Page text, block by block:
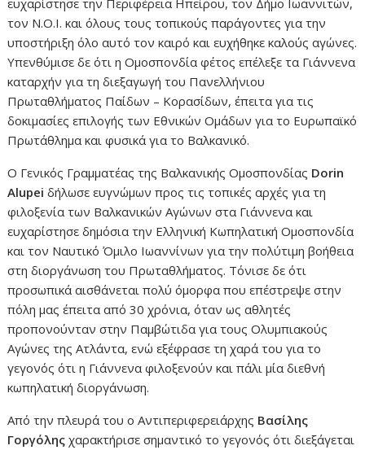
ευχαρίστησε την Περιφέρεια Ηπείρου, τον Δήμο Ιωαννιτών,
τον Ν.Ο.Ι. και όλους τους τοπικούς παράγοντες για την
υποστήριξη όλο αυτό τον καιρό και ευχήθηκε καλούς αγώνες.
Υπενθύμισε δε ότι η Ομοσπονδία φέτος επέλεξε τα Γιάννενα
καταρχήν για τη διεξαγωγή του Πανελλήνιου
Πρωταθλήματος Παίδων – Κορασίδων, έπειτα για τις
δοκιμασίες επιλογής των Εθνικών Ομάδων για το Ευρωπαϊκό
Πρωτάθλημα και φυσικά για το Βαλκανικό.
Ο Γενικός Γραμματέας της Βαλκανικής Ομοσπονδίας Dorin
Alupei δήλωσε ευγνώμων προς τις τοπικές αρχές για τη
φιλοξενία των Βαλκανικών Αγώνων στα Γιάννενα και
ευχαρίστησε δημόσια την Ελληνική Κωπηλατική Ομοσπονδία
και τον Ναυτικό Όμιλο Ιωαννίνων για την πολύτιμη βοήθεια
στη διοργάνωση του Πρωταθλήματος. Τόνισε δε ότι
προσωπικά αισθάνεται πολύ όμορφα που επέστρεψε στην
πόλη μας έπειτα από 30 χρόνια, όταν ως αθλητές
προπονούνταν στην Παμβώτιδα για τους Ολυμπιακούς
Αγώνες της Ατλάντα, ενώ εξέφρασε τη χαρά του για το
γεγονός ότι η Γιάννενα φιλοξενούν και πάλι μία διεθνή
κωπηλατική διοργάνωση.
Από την πλευρά του ο Αντιπεριφερειάρχης Βασίλης
Γοργόλης χαρακτήρισε σημαντικό το γεγονός ότι διεξάγεται